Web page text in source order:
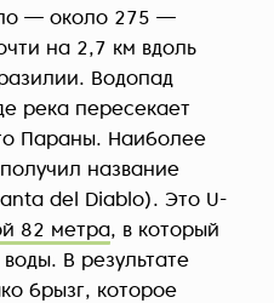
— около 275 —
на 2,7 км вдоль
Водопад
река пересекает
Параны. Наиболее
название
del Diablo). Это U-
82 метра, в который
В результате
брызг, которое